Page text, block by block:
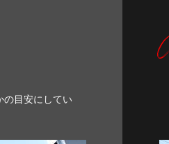
の目安にしてい